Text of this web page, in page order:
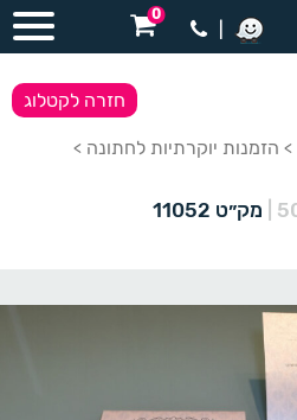
0
> הזמנות יוקרתיות לחתונה >
מק״ט 11052
חזרה לקטלוג